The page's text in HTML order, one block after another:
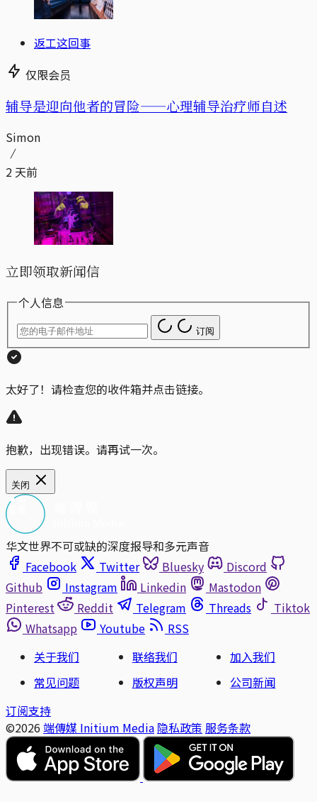
返工这回事
仅限会员
辅导是迎向他者的冒险——心理辅导治疗师自述
Simon
2 天前
立即领取新闻信
个人信息
订阅
太好了！请检查您的收件箱并点击链接。
抱歉，出现错误。请再试一次。
关闭
华文世界不可或缺的深度报导和多元声音
Facebook
Twitter Bluesky
Discord
Github
Instagram Linkedin
Mastodon
Pinterest
Reddit Telegram Threads
Tiktok
Whatsapp
Youtube
RSS
关于我们
联络我们
加入我们
常见问题
版权声明
公司新闻
订阅支持
©2026 端傳媒 Initium Media 隐私政策 服务条款